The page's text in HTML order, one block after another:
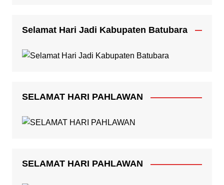
Selamat Hari Jadi Kabupaten Batubara
SELAMAT HARI PAHLAWAN
SELAMAT HARI PAHLAWAN